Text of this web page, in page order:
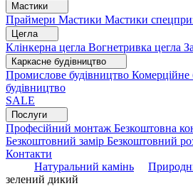
Мастики
Праймери Мастики Мастики
Цегла
Клінкерна цегла Вогнетривка цегла
Каркасне будівництво
Промислове будівництво Комерційне
будівництво
SALE
Послуги
Професійний монтаж Безкоштовна
Безкоштовний замір Безкоштовний
Контакти
Натуральний камінь
зелений дикий